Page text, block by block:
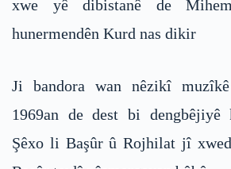
xwe yê dibistanê de
hunermendên Kurd nas dikir
Ji bandora wan nêzikî
1969an de dest bi dengbêjiyê
Şêxo li Başûr û Rojhilat jî